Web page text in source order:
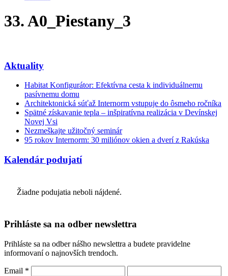
33. A0_Piestany_3
Aktuality
Habitat Konfigurátor: Efektívna cesta k individuálnemu
pasívnemu domu
Architektonická súťaž Internorm vstupuje do ôsmeho ročníka
Spätné získavanie tepla – inšpiratívna realizácia v Devínskej
Novej Vsi
Nezmeškajte užitočný seminár
95 rokov Internorm: 30 miliónov okien a dverí z Rakúska
Kalendár podujatí
Žiadne podujatia neboli nájdené.
Prihláste sa na odber newslettra
Prihláste sa na odber nášho newslettra a budete pravidelne
informovaní o najnovších trendoch.
Email *